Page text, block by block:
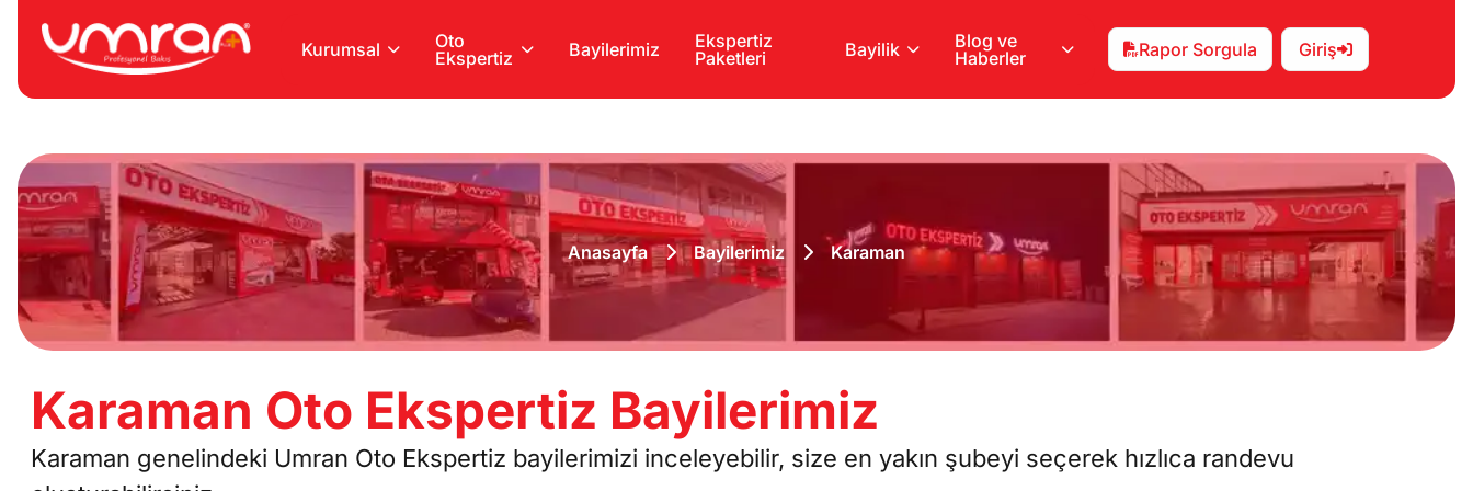
Kurumsal
Oto
Ekspertiz
Bayilerimiz
Ekspertiz
Paketleri
Bayilik
Blog ve
Haberler
Rapor Sorgula Giriş
Anasayfa Bayilerimiz Karaman
Karaman Oto Ekspertiz Bayilerimiz
Karaman genelindeki Umran Oto Ekspertiz bayilerimizi inceleyebilir, size en yakın şubeyi seçerek hızlıca randevu